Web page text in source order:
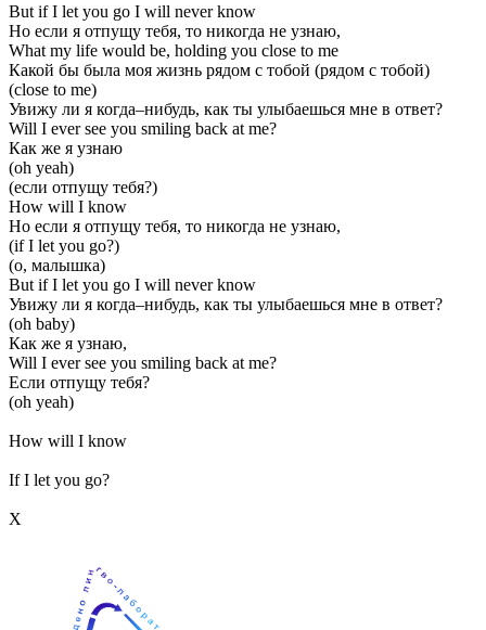
But if I let you go I will never know
Но если я отпущу тебя, то никогда не узнаю,
What my life would be, holding you close to me
Какой бы была моя жизнь рядом с тобой (рядом с тобой)
(close to me)
Увижу ли я когда–нибудь, как ты улыбаешься мне в ответ?
Will I ever see you smiling back at me?
Как же я узнаю
(oh yeah)
(если отпущу тебя?)
How will I know
Но если я отпущу тебя, то никогда не узнаю,
(if I let you go?)
(о, малышка)
But if I let you go I will never know
Увижу ли я когда–нибудь, как ты улыбаешься мне в ответ?
(oh baby)
Как же я узнаю,
Will I ever see you smiling back at me?
Если отпущу тебя?
(oh yeah)
How will I know
If I let you go?
Х